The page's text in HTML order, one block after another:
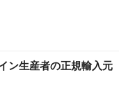
ン生産者の正規輸入元